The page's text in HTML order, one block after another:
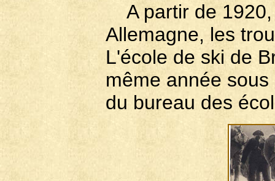
A partir de 1920,
Allemagne, les
L'école de ski de
même année
du bureau des